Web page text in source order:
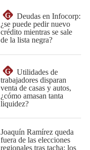
G
Deudas en Infocorp:
¿se puede pedir nuevo
crédito mientras se sale
de la lista negra?
G
Utilidades de
trabajadores disparan
venta de casas y autos,
¿cómo amasan tanta
liquidez?
Joaquín Ramírez queda
fuera de las elecciones
regionales tras tacha: los